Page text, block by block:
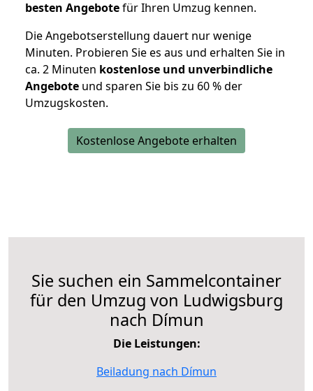
besten Angebotefür Ihren Umzug kennen.
Die Angebotserstellung dauert nur wenige
Minuten. Probieren Sie es aus und erhalten Sie in
ca. 2 Minuten kostenlose und unverbindliche
Angebote und sparen Sie bis zu 60 % der
Umzugskosten.
Kostenlose Angebote erhalten
Sie suchen ein Sammelcontainer
für den Umzug von Ludwigsburg
nach Dímun
Die Leistungen:
Beiladung nach Dímun